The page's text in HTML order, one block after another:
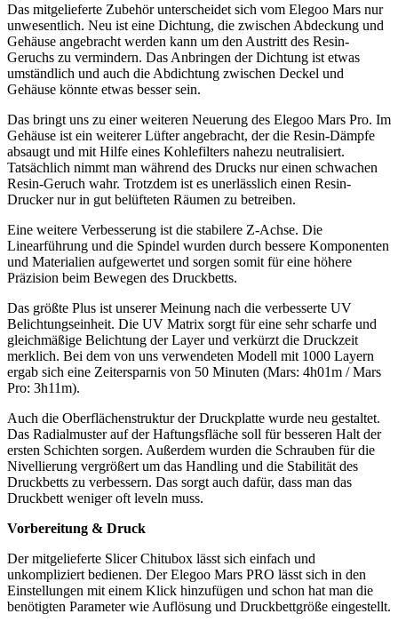
Das mitgelieferte Zubehör unterscheidet sich vom Elegoo Mars nur
unwesentlich. Neu ist eine Dichtung, die zwischen Abdeckung und
Gehäuse angebracht werden kann um den Austritt des Resin-
Geruchs zu vermindern. Das Anbringen der Dichtung ist etwas
umständlich und auch die Abdichtung zwischen Deckel und
Gehäuse könnte etwas besser sein.
Das bringt uns zu einer weiteren Neuerung des Elegoo Mars Pro. Im
Gehäuse ist ein weiterer Lüfter angebracht, der die Resin-Dämpfe
absaugt und mit Hilfe eines Kohlefilters nahezu neutralisiert.
Tatsächlich nimmt man während des Drucks nur einen schwachen
Resin-Geruch wahr. Trotzdem ist es unerlässlich einen Resin-
Drucker nur in gut belüfteten Räumen zu betreiben.
Eine weitere Verbesserung ist die stabilere Z-Achse. Die
Linearführung und die Spindel wurden durch bessere Komponenten
und Materialien aufgewertet und sorgen somit für eine höhere
Präzision beim Bewegen des Druckbetts.
Das größte Plus ist unserer Meinung nach die verbesserte UV
Belichtungseinheit. Die UV Matrix sorgt für eine sehr scharfe und
gleichmäßige Belichtung der Layer und verkürzt die Druckzeit
merklich. Bei dem von uns verwendeten Modell mit 1000 Layern
ergab sich eine Zeitersparnis von 50 Minuten (Mars: 4h01m / Mars
Pro: 3h11m).
Auch die Oberflächenstruktur der Druckplatte wurde neu gestaltet.
Das Radialmuster auf der Haftungsfläche soll für besseren Halt der
ersten Schichten sorgen. Außerdem wurden die Schrauben für die
Nivellierung vergrößert um das Handling und die Stabilität des
Druckbetts zu verbessern. Das sorgt auch dafür, dass man das
Druckbett weniger oft leveln muss.
Vorbereitung & Druck
Der mitgelieferte Slicer Chitubox lässt sich einfach und
unkompliziert bedienen. Der Elegoo Mars PRO lässt sich in den
Einstellungen mit einem Klick hinzufügen und schon hat man die
benötigten Parameter wie Auflösung und Druckbettgröße eingestellt.